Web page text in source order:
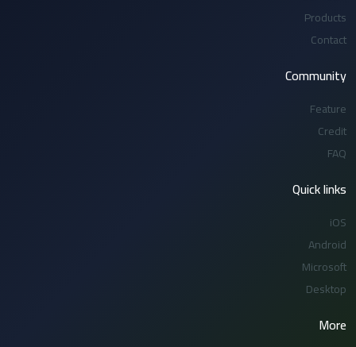
Products
Contact
Community
Feature
Credit
FAQ
Quick links
iOS
Android
Microsoft
Desktop
More